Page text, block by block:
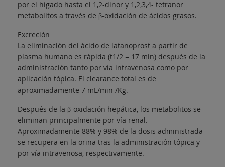
por el hígado hasta el 1,2-dinor y 1,2,3,4- tetranor
metabolitos a través de β-oxidación de ácidos grasos.
Excreción
La eliminación del ácido de latanoprost a partir de
plasma humano es rápida (t1/2 = 17 min) después de la
administración tanto por vía intravenosa como por
aplicación tópica. El clearance total es de
aproximadamente 7 mL/min /Kg.
Después de la β-oxidación hepática, los metabolitos se
eliminan principalmente por vía renal.
Aproximadamente 88% y 98% de la dosis administrada
se recupera en la orina tras la administración tópica y
por vía intravenosa, respectivamente.